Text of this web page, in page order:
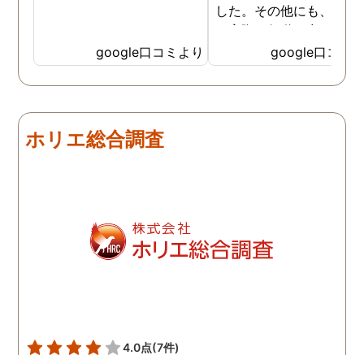
google口コミより
した。その他にも、相談
ら実際に行動に出て頂い
のが、スゴく早く問題を
決していただき、大変助
りました。 次回も是非
しろ最初の相談の段階が
google口コミ
ホリエ総合調査
4.0点(7件)